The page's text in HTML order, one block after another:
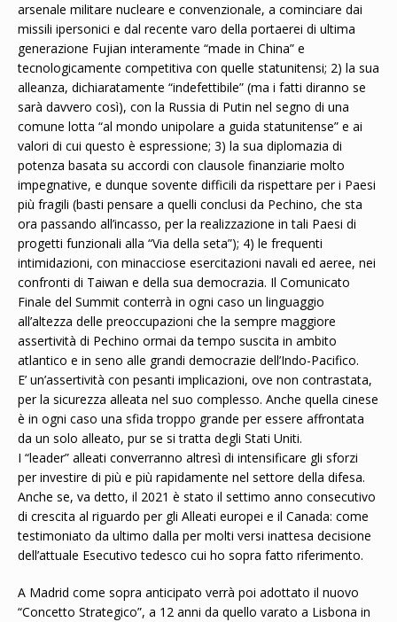
arsenale militare nucleare e convenzionale, a cominciare dai
missili ipersonici e dal recente varo della portaerei di ultima
generazione Fujian interamente “made in China” e
tecnologicamente competitiva con quelle statunitensi; 2) la sua
alleanza, dichiaratamente “indefettibile” (ma i fatti diranno se
sarà davvero così), con la Russia di Putin nel segno di una
comune lotta “al mondo unipolare a guida statunitense” e ai
valori di cui questo è espressione; 3) la sua diplomazia di
potenza basata su accordi con clausole finanziarie molto
impegnative, e dunque sovente difficili da rispettare per i Paesi
più fragili (basti pensare a quelli conclusi da Pechino, che sta
ora passando all’incasso, per la realizzazione in tali Paesi di
progetti funzionali alla “Via della seta”); 4) le frequenti
intimidazioni, con minacciose esercitazioni navali ed aeree, nei
confronti di Taiwan e della sua democrazia. Il Comunicato
Finale del Summit conterrà in ogni caso un linguaggio
all’altezza delle preoccupazioni che la sempre maggiore
assertività di Pechino ormai da tempo suscita in ambito
atlantico e in seno alle grandi democrazie dell’Indo-Pacifico.
E’ un’assertività con pesanti implicazioni, ove non contrastata,
per la sicurezza alleata nel suo complesso. Anche quella cinese
è in ogni caso una sfida troppo grande per essere affrontata
da un solo alleato, pur se si tratta degli Stati Uniti.
I “leader” alleati converranno altresì di intensificare gli sforzi
per investire di più e più rapidamente nel settore della difesa.
Anche se, va detto, il 2021 è stato il settimo anno consecutivo
di crescita al riguardo per gli Alleati europei e il Canada: come
testimoniato da ultimo dalla per molti versi inattesa decisione
dell’attuale Esecutivo tedesco cui ho sopra fatto riferimento.
A Madrid come sopra anticipato verrà poi adottato il nuovo
“Concetto Strategico”, a 12 anni da quello varato a Lisbona in